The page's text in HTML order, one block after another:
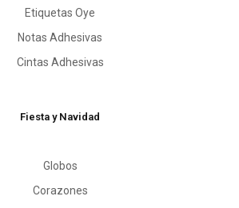
Etiquetas Oye
Notas Adhesivas
Cintas Adhesivas
Fiesta y Navidad
Globos
Corazones